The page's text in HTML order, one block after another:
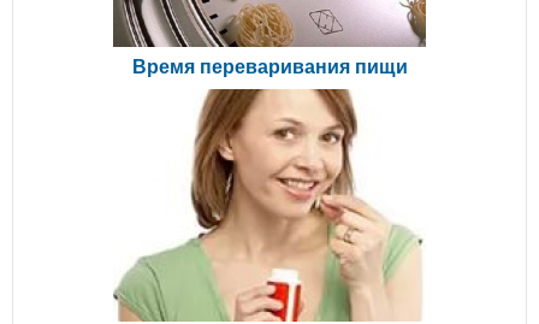
Время переваривания пищи